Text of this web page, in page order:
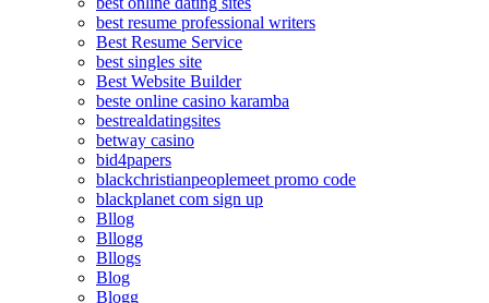
best resume professional writers
Best Resume Service
best singles site
Best Website Builder
beste online casino karamba
bestrealdatingsites
betway casino
bid4papers
blackchristianpeoplemeet promo code
blackplanet com sign up
Bllog
Bllogg
Bllogs
Blog
Blogg